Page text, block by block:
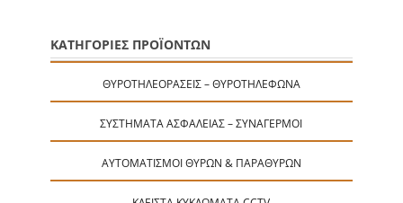
ΚΑΤΗΓΟΡΙΕΣ ΠΡΟΪΟΝΤΩΝ
ΘΥΡΟΤΗΛΕΟΡΆΣΕΙΣ – ΘΥΡΟΤΗΛΈΦΩΝΑ
ΣΥΣΤΉΜΑΤΑ ΑΣΦΑΛΕΊΑΣ – ΣΥΝΑΓΕΡΜΟΊ
ΑΥΤΟΜΑΤΙΣΜΟΊ ΘΥΡΏΝ & ΠΑΡΑΘΎΡΩΝ